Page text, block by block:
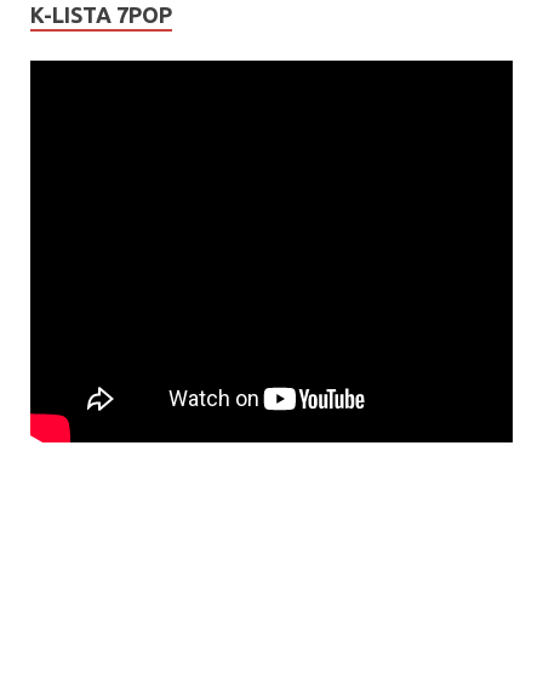
K-LISTA 7POP